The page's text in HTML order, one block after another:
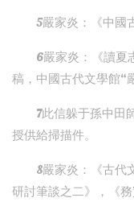
5嚴家炎：《中國
6嚴家炎：《讀夏
稿，中國古代文學館“
7此信躲于孫中田
授供給掃描件。
8嚴家炎：《古
研討筆談之二》，《